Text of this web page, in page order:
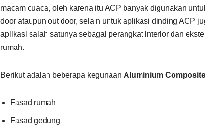
macam cuaca, oleh karena itu ACP banyak digunakan
door ataupun out door, selain untuk aplikasi dinding ACP
aplikasi salah satunya sebagai perangkat interior dan
rumah.
Berikut adalah beberapa kegunaan Aluminium Composite
Fasad rumah
Fasad gedung